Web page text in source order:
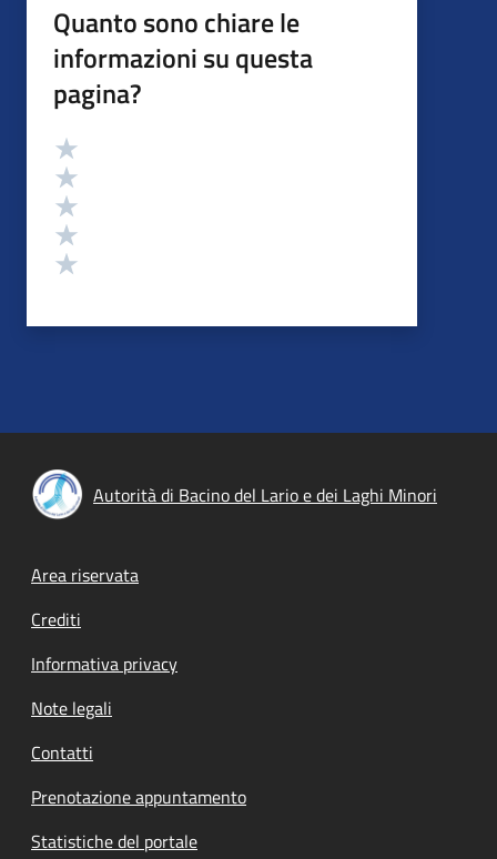
Quanto sono chiare le
informazioni su questa
pagina?
Valutazione
Autorità di Bacino del Lario e dei Laghi Minori
Footer menu
Area riservata
Crediti
Informativa privacy
Note legali
Contatti
Prenotazione appuntamento
Statistiche del portale